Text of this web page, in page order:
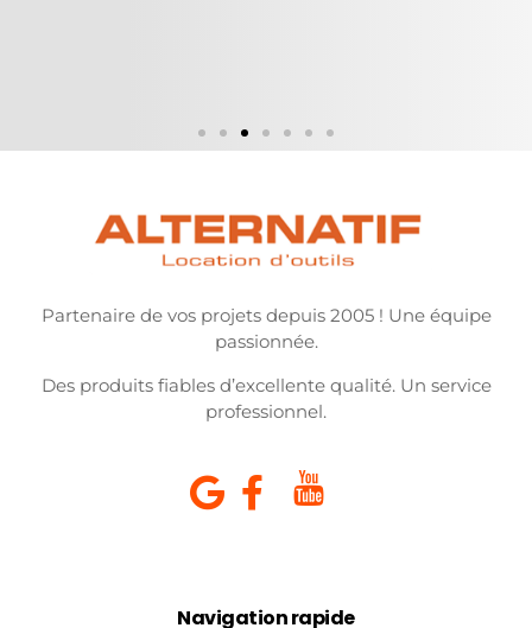
Partenaire de vos projets depuis 2005 ! Une équipe
passionnée.
Des produits fiables d’excellente qualité. Un service
professionnel.
Navigation rapide